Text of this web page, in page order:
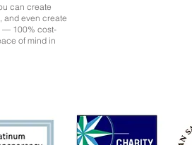
can create
and even create
— 100% cost-
of mind in